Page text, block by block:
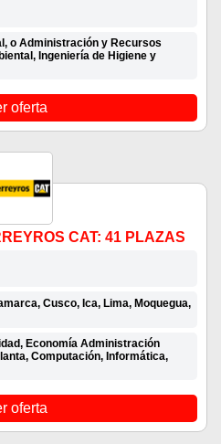
o Administración y Recursos
Ingeniería de Higiene y
oferta
CAT: 41 PLAZAS
Cusco, Ica, Lima, Moquegua,
Economía Administración
Computación, Informática,
oferta